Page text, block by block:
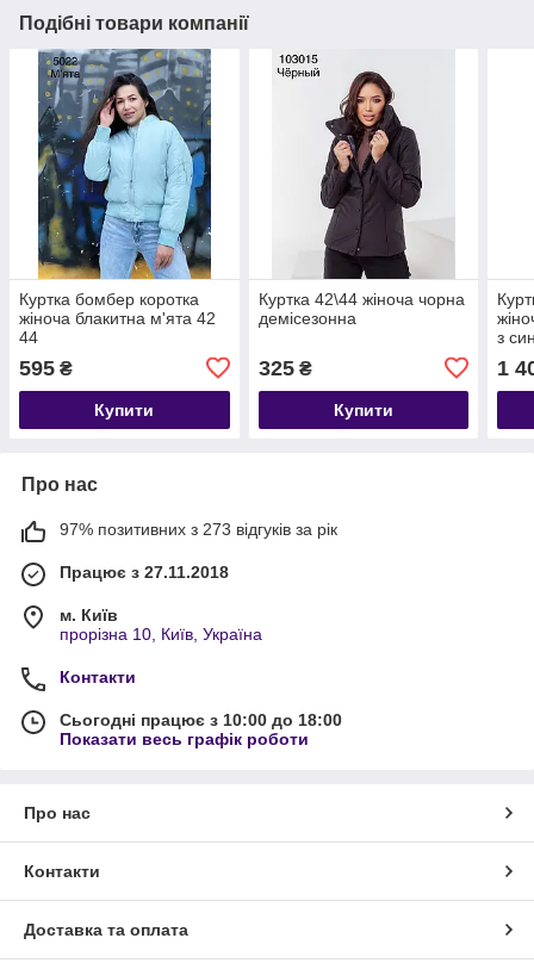
Подібні товари компанії
Куртка бомбер коротка
жіноча блакитна м'ята 42
44
595 ₴
Купити
Куртка 42\44 жіноча чорна
демісезонна
325₴
Купити
з
1
Про нас
97% позитивних з 273 відгуків за рік
Працює з 27.11.2018
м. Київ
прорізна 10, Київ, Україна
Контакти
Сьогодні працює з 10:00 до 18:00
Показати весь графік роботи
Про нас
Контакти
Доставка та оплата